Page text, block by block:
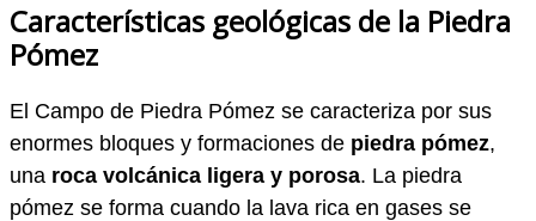
Características geológicas de la Piedra
Pómez
El Campo de Piedra Pómez se caracteriza por sus
enormes bloques y formaciones de piedra pómez,
una roca volcánica ligera y porosa. La piedra
pómez se forma cuando la lava rica en gases se